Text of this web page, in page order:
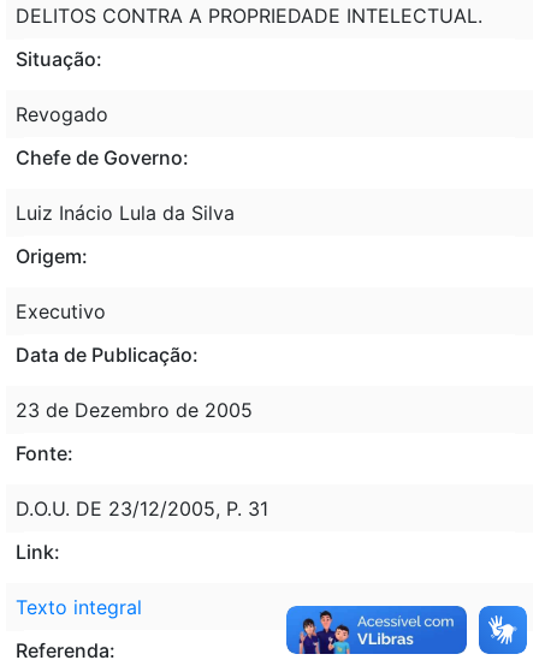
DELITOS CONTRA A PROPRIEDADE INTELECTUAL.
Situação:
Revogado
Chefe de Governo:
Luiz Inácio Lula da Silva
Origem:
Executivo
Data de Publicação:
23 de Dezembro de 2005
Fonte:
D.O.U. DE 23/12/2005, P. 31
Link:
Texto integral
Referenda: